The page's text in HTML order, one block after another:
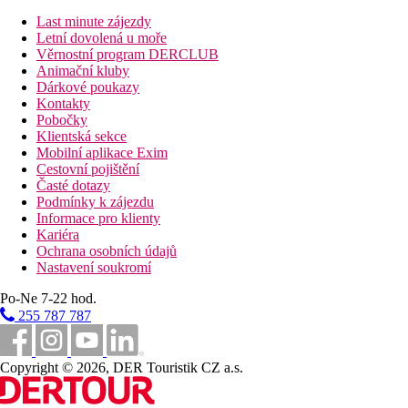
Pokoje jsou vybavené kuchyňským koutem, balkónem nebo
2 pokoje Deluxe Apartment (Výhled Na Zahradu, Balkón Nebo
Pokoje jsou vybavené rozkládací pohovkou, kuchyňským
Vzdálenosti
63 km
Vzdálenost od nejbližšího letiště
200 m
Vzdálenost k pláži
50 m
Centrum města
Nákupy
Pláž
Plážová dovolená
Last minute zájezdy
Letní dovolená u moře
Věrnostní program DERCLUB
Animační kluby
Dárkové poukazy
Kontakty
Pobočky
Klientská sekce
Mobilní aplikace Exim
Cestovní pojištění
Časté dotazy
Podmínky k zájezdu
Informace pro klienty
Kariéra
Ochrana osobních údajů
Nastavení soukromí
Po-Ne 7-22 hod.
255 787 787
Copyright © 2026, DER Touristik CZ a.s.